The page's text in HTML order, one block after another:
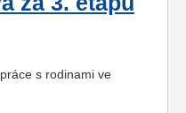
s rodinami ve